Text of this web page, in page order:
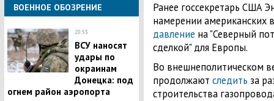
ВОЕННОЕ ОБОЗРЕНИЕ
20:53
ВСУ наносят
удары по
окраинам
Донецка: под
огнем район аэропорта
Ранее госсекретарь США
намерении американских
давление на "Северный
сделкой" для Европы.
Во внешнеполитическом
продолжают следить за
строительства